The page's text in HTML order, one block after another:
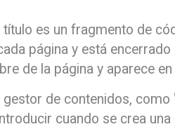
título es un fragmento de
página y está
de la página y aparece
gestor de contenidos, como
cuando se crea